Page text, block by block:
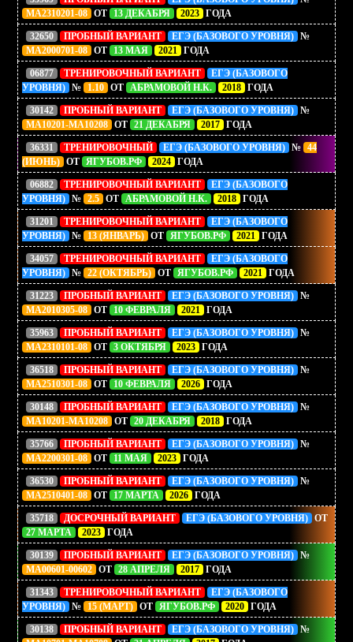
МА2310201-08 ОТ 13 ДЕКАБРЯ 2023 ГОДА
32650 ПРОБНЫЙ ВАРИАНТ ЕГЭ (БАЗОВОГО УРОВНЯ) №
МА2000701-08
ОТ 13 МАЯ 2021 ГОДА
06877 ТРЕНИРОВОЧНЫЙ ВАРИАНТ
ЕГЭ (БАЗОВОГО
УРОВНЯ) № 1.10 ОТ АБРАМОВОЙ Н.К. 2018 ГОДА
30142 ПРОБНЫЙ ВАРИАНТ ЕГЭ (БАЗОВОГО УРОВНЯ) №
МА10201-МА10208 ОТ 21 ДЕКАБРЯ 2017 ГОДА
36331 ТРЕНИРОВОЧНЫЙ ЕГЭ (БАЗОВОГО УРОВНЯ) № 44
(ИЮНЬ) ОТ ЯГУБОВ.РФ 2024 ГОДА
06882 ТРЕНИРОВОЧНЫЙ ВАРИАНТ
ЕГЭ (БАЗОВОГО
УРОВНЯ) № 2.5 ОТ АБРАМОВОЙ Н.К. 2018 ГОДА
31201 ТРЕНИРОВОЧНЫЙ ВАРИАНТ
ЕГЭ (БАЗОВОГО
УРОВНЯ) № 13 (ЯНВАРЬ) ОТ ЯГУБОВ.РФ 2021 ГОДА
34057 ТРЕНИРОВОЧНЫЙ ВАРИАНТ
ЕГЭ (БАЗОВОГО
УРОВНЯ) № 22 (ОКТЯБРЬ) ОТ ЯГУБОВ.РФ 2021 ГОДА
31223 ПРОБНЫЙ ВАРИАНТ ЕГЭ (БАЗОВОГО УРОВНЯ) №
МА2010305-08 ОТ 10 ФЕВРАЛЯ 2021 ГОДА
35963 ПРОБНЫЙ ВАРИАНТ ЕГЭ (БАЗОВОГО УРОВНЯ) №
МА2310101-08 ОТ 3 ОКТЯБРЯ 2023 ГОДА
36518 ПРОБНЫЙ ВАРИАНТ ЕГЭ (БАЗОВОГО УРОВНЯ) №
МА2510301-08 ОТ 10 ФЕВРАЛЯ 2026 ГОДА
30148 ПРОБНЫЙ ВАРИАНТ ЕГЭ (БАЗОВОГО УРОВНЯ) №
МА10201-MA10208 ОТ 20 ДЕКАБРЯ 2018 ГОДА
35766 ПРОБНЫЙ ВАРИАНТ ЕГЭ (БАЗОВОГО УРОВНЯ) №
МА2200301-08
ОТ 11 МАЯ 2023 ГОДА
36530 ПРОБНЫЙ ВАРИАНТ ЕГЭ (БАЗОВОГО УРОВНЯ) №
МА2510401-08
ОТ 17 МАРТА 2026 ГОДА
35718 ДОСРОЧНЫЙ ВАРИАНТ ЕГЭ (БАЗОВОГО УРОВНЯ) ОТ
27 МАРТА
2023 ГОДА
30139 ПРОБНЫЙ ВАРИАНТ ЕГЭ (БАЗОВОГО УРОВНЯ) №
МА00601-00602 ОТ 28 АПРЕЛЯ 2017 ГОДА
31343 ТРЕНИРОВОЧНЫЙ ВАРИАНТ
ЕГЭ (БАЗОВОГО
УРОВНЯ) № 15 (МАРТ) ОТ ЯГУБОВ.РФ 2020 ГОДА
30138 ПРОБНЫЙ ВАРИАНТ ЕГЭ (БАЗОВОГО УРОВНЯ) №